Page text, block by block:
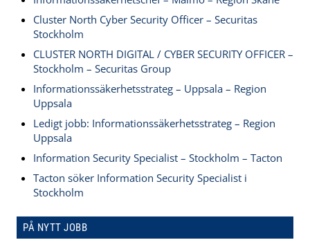
Cluster North Cyber Security Officer – Securitas
Stockholm
CLUSTER NORTH DIGITAL / CYBER SECURITY OFFICER –
Stockholm – Securitas Group
Informationssäkerhetsstrateg – Uppsala – Region
Uppsala
Ledigt jobb: Informationssäkerhetsstrateg – Region
Uppsala
Information Security Specialist – Stockholm – Tacton
Tacton söker Information Security Specialist i
Stockholm
PÅ NYTT JOBB